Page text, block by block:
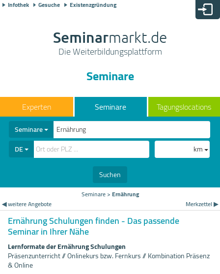
Infothek Gesuche Existenzgründung
Seminarmarkt.de
Die Weiterbildungsplattform
Seminare
Seminare Tagungslocations
Seminare
DE
km
Suchen
Seminare> Ernährung
◀ weitere Angebote
Merkzettel ▶
Ernährung Schulungen finden - Das passende
Seminar in Ihrer Nähe
Lernformate der Ernährung Schulungen
Präsenzunterricht // Onlinekurs bzw. Fernkurs // Kombination Präsenz
& Online